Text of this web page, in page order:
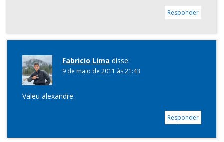
Responder
Fabricio Lima disse:
9 de maio de 2011 às 21:43
Valeu alexandre.
Responder